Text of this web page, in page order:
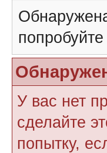
У вас нет
сделайте
попытку,